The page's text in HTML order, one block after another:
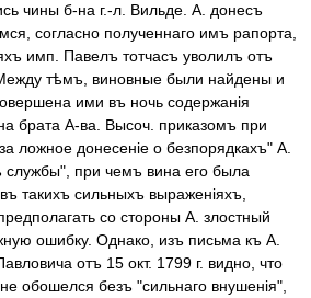
чины б-на г.-л. Вильде. А. донесъ
согласно полученнаго имъ рапорта,
имп. Павелъ тотчасъ уволилъ отъ
тѣмъ, виновные были найдены и
ими въ ночь содержанія
брата А-ва. Высоч. приказомъ при
ложное донесеніе о безпорядкахъ" А.
службы", при чемъ вина его была
такихъ сильныхъ выраженіяхъ,
со стороны А. злостный
ошибку. Однако, изъ письма къ А.
отъ 15 окт. 1799 г. видно, что
обошелся безъ "сильнаго внушенія",